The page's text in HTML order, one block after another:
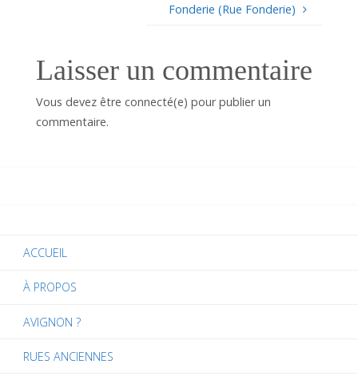
Fonderie (Rue Fonderie)
Laisser un commentaire
Vous devez être connecté(e) pour publier un
commentaire.
ACCUEIL
À PROPOS
AVIGNON ?
RUES ANCIENNES